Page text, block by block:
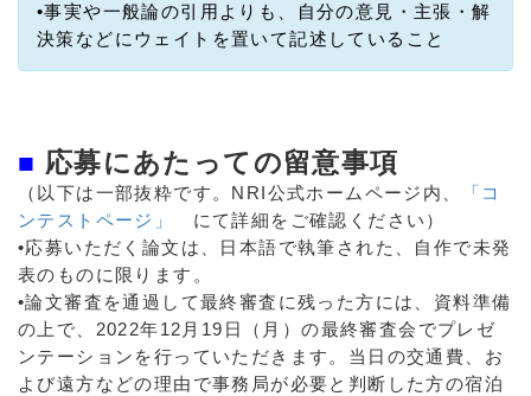
•事実や一般論の引用よりも、自分の意見・主張・解
決策などにウェイトを置いて記述していること
■ 応募にあたっての留意事項
（以下は一部抜粋です。NRI公式ホームページ内、
「コ
ンテストページ」
にて詳細をご確認ください）
•応募いただく論文は、日本語で執筆された、自作で未発
表のものに限ります。
•論文審査を通過して最終審査に残った方には、資料準備
の上で、2022年12月19日（月）の最終審査会でプレゼ
ンテーションを行っていただきます。当日の交通費、お
よび遠方などの理由で事務局が必要と判断した方の宿泊